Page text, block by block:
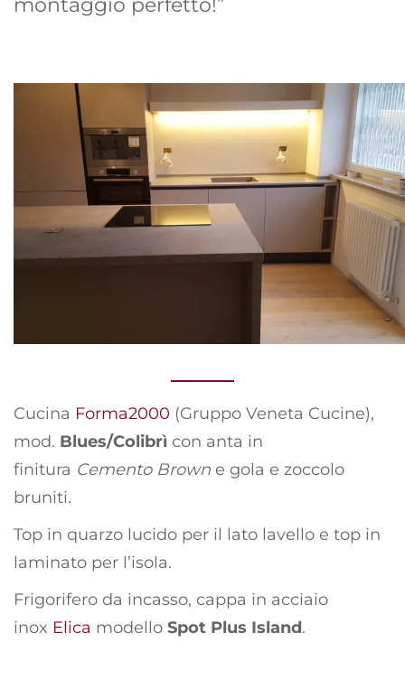
montaggio perfetto!”
Cucina Forma2000 (Gruppo Veneta Cucine),
mod. Blues/Colibrì con anta in
finitura Cemento Brown e gola e zoccolo
bruniti.
Top in quarzo lucido per il lato lavello e top in
laminato per l’isola.
Frigorifero da incasso, cappa in acciaio
inox Elica modello Spot Plus Island.